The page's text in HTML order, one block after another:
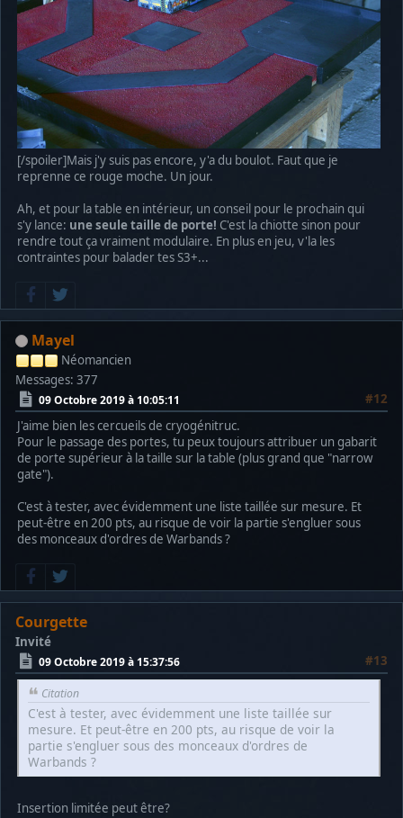
[/spoiler]Mais j'y suis pas encore, y'a du boulot. Faut que je
reprenne ce rouge moche. Un jour.
Ah, et pour la table en intérieur, un conseil pour le prochain qui
s'y lance: une seule taille de porte! C'est la chiotte sinon pour
rendre tout ça vraiment modulaire. En plus en jeu, v'la les
contraintes pour balader tes S3+...
Mayel
Néomancien
Messages: 377
09 Octobre 2019 à 10:05:11
#12
J'aime bien les cercueils de cryogénitruc.
Pour le passage des portes, tu peux toujours attribuer un gabarit
de porte supérieur à la taille sur la table (plus grand que "narrow
gate").
C'est à tester, avec évidemment une liste taillée sur mesure. Et
peut-être en 200 pts, au risque de voir la partie s'engluer sous
des monceaux d'ordres de Warbands ?
Courgette
Invité
09 Octobre 2019 à 15:37:56 #13
Citation
C'est à tester, avec évidemment une liste taillée sur
mesure. Et peut-être en 200 pts, au risque de voir la
partie s'engluer sous des monceaux d'ordres de
Warbands ?
Insertion limitée peut être?